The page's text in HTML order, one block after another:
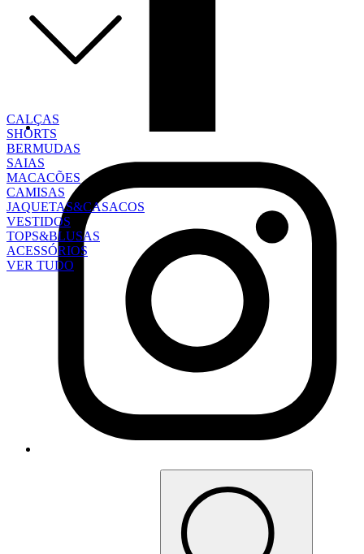
CALÇAS
SHORTS
BERMUDAS
SAIAS
MACACÕES
CAMISAS
JAQUETAS&CASACOS
VESTIDOS
TOPS&BLUSAS
ACESSÓRIOS
VER TUDO